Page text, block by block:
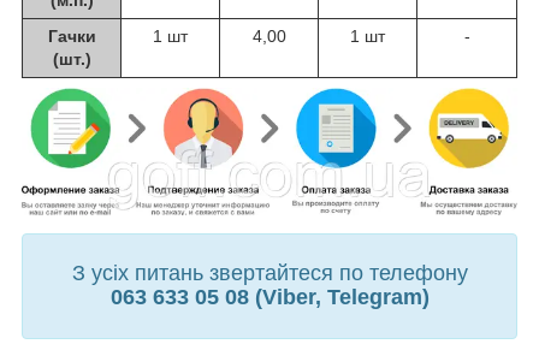
Гачки
(шт.)
1 шт 4,00 1 шт -
З усіх питань звертайтеся по телефону
063 633 05 08 (Viber, Telegram)